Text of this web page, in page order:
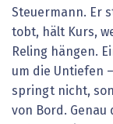
Steuermann. Er
tobt, hält Kurs,
Reling hängen.
um die Untiefen
springt nicht,
von Bord.